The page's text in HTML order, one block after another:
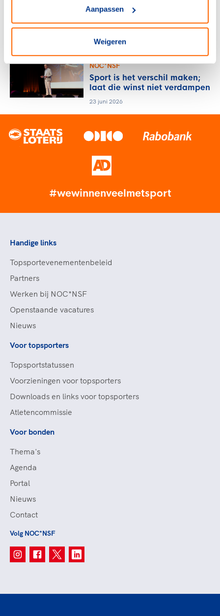
Aanpassen
Weigeren
NOC*NSF sluit zich aan bij
wereldwijd Sports for Nature
Framework
24 juni 2026
NOC*NSF
Sport is het verschil maken;
laat die winst niet verdampen
23 juni 2026
#wewinnenveelmetsport
Handige links
Topsportevenementenbeleid
Partners
Werken bij NOC*NSF
Openstaande vacatures
Nieuws
Voor topsporters
Topsportstatussen
Voorzieningen voor topsporters
Downloads en links voor topsporters
Atletencommissie
Voor bonden
Thema's
Agenda
Portal
Nieuws
Contact
Volg NOC*NSF